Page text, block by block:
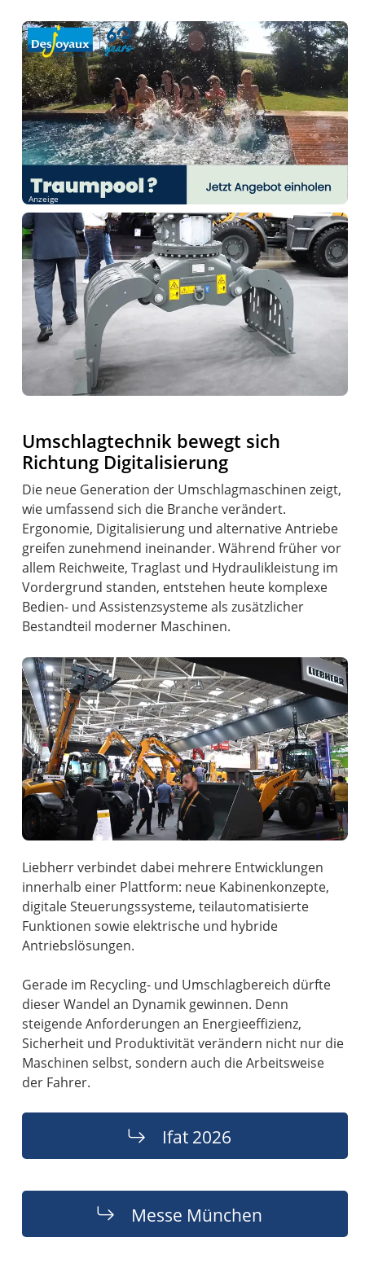
Anzeige
Umschlagtechnik bewegt sich
Richtung Digitalisierung
Die neue Generation der Umschlagmaschinen zeigt,
wie umfassend sich die Branche verändert.
Ergonomie, Digitalisierung und alternative Antriebe
greifen zunehmend ineinander. Während früher vor
allem Reichweite, Traglast und Hydraulikleistung im
Vordergrund standen, entstehen heute komplexe
Bedien- und Assistenzsysteme als zusätzlicher
Bestandteil moderner Maschinen.
Liebherr verbindet dabei mehrere Entwicklungen
innerhalb einer Plattform: neue Kabinenkonzepte,
digitale Steuerungssysteme, teilautomatisierte
Funktionen sowie elektrische und hybride
Antriebslösungen.
Gerade im Recycling- und Umschlagbereich dürfte
dieser Wandel an Dynamik gewinnen. Denn
steigende Anforderungen an Energieeffizienz,
Sicherheit und Produktivität verändern nicht nur die
Maschinen selbst, sondern auch die Arbeitsweise
der Fahrer.
Ifat 2026
Messe München